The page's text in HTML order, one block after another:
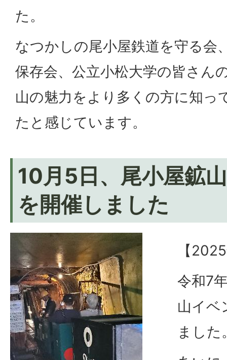
た。
なつかしの尾小屋鉄道を守る会
保存会、公立小松大学の皆さん
山の魅力をより多くの方に知っ
たと感じています。
10月5日、尾小屋鉱
を開催しました
【
令和7
山イベ
ました